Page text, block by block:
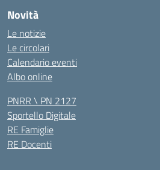
Novità
Le notizie
Le circolari
Calendario eventi
Albo online
PNRR \ PN 2127
Sportello Digitale
RE Famiglie
RE Docenti